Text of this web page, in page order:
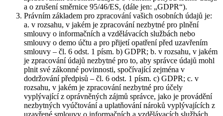
a o zrušení směrnice 95/46/ES, (dále jen: „GDPR“).
Právním základem pro zpracování vašich osobních údajů je:
a. v rozsahu, v jakém je zpracování nezbytné pro plnění
smlouvy o informačních a vzdělávacích službách nebo
smlouvy o demo účtu a pro přijetí opatření před uzavřením
smlouvy – čl. 6 odst. 1 písm. b) GDPR; b. v rozsahu, v jakém
je zpracování údajů nezbytné pro to, aby správce údajů mohl
plnit své zákonné povinnosti, spočívající zejména v
dodržování předpisů – čl. 6 odst. 1 písm. c) GDPR; c. v
rozsahu, v jakém je zpracování nezbytné pro účely
vyplývající z oprávněných zájmů správce, jako je provádění
nezbytných vyúčtování a uplatňování nároků vyplývajících z
uzavřené smlouvy o informačních a vzdělávacích službách